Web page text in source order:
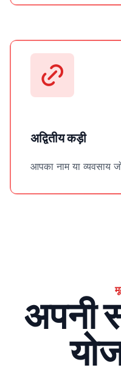
अद्वितीय कड़ी
आपका नाम या व्यवसाय
अपनी